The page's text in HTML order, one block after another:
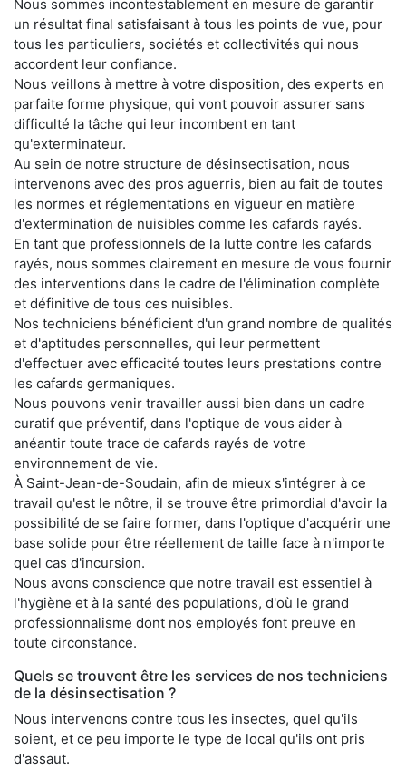
Nous sommes incontestablement en mesure de garantir
un résultat final satisfaisant à tous les points de vue, pour
tous les particuliers, sociétés et collectivités qui nous
accordent leur confiance.
Nous veillons à mettre à votre disposition, des experts en
parfaite forme physique, qui vont pouvoir assurer sans
difficulté la tâche qui leur incombent en tant
qu'exterminateur.
Au sein de notre structure de désinsectisation, nous
intervenons avec des pros aguerris, bien au fait de toutes
les normes et réglementations en vigueur en matière
d'extermination de nuisibles comme les cafards rayés.
En tant que professionnels de la lutte contre les cafards
rayés, nous sommes clairement en mesure de vous fournir
des interventions dans le cadre de l'élimination complète
et définitive de tous ces nuisibles.
Nos techniciens bénéficient d'un grand nombre de qualités
et d'aptitudes personnelles, qui leur permettent
d'effectuer avec efficacité toutes leurs prestations contre
les cafards germaniques.
Nous pouvons venir travailler aussi bien dans un cadre
curatif que préventif, dans l'optique de vous aider à
anéantir toute trace de cafards rayés de votre
environnement de vie.
À Saint-Jean-de-Soudain, afin de mieux s'intégrer à ce
travail qu'est le nôtre, il se trouve être primordial d'avoir la
possibilité de se faire former, dans l'optique d'acquérir une
base solide pour être réellement de taille face à n'importe
quel cas d'incursion.
Nous avons conscience que notre travail est essentiel à
l'hygiène et à la santé des populations, d'où le grand
professionnalisme dont nos employés font preuve en
toute circonstance.
Quels se trouvent être les services de nos techniciens
de la désinsectisation ?
Nous intervenons contre tous les insectes, quel qu'ils
soient, et ce peu importe le type de local qu'ils ont pris
d'assaut.